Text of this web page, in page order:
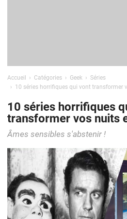
Accueil Catégories Geek
Séries
10 séries horrifiques qui vont transformer
10 séries horrifiques
transformer vos nuits
Âmes sensibles s'abstenir !